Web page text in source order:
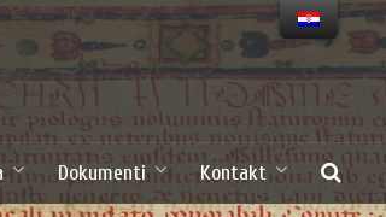
Dokumenti Kontakt